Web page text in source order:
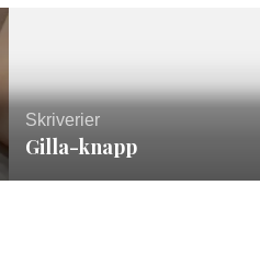
Skriverier
Gilla-knapp